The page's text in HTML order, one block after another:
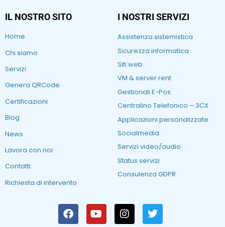
IL NOSTRO SITO
Home
Chi siamo
Servizi
Genera QRCode
Certificazioni
Blog
News
Lavora con noi
Contatti
Richiesta di intervento
I NOSTRI SERVIZI
Assistenza sistemistica
Sicurezza informatica
Siti web
VM & server rent
Gestionali E-Pos
Centralino Telefonico – 3CX
Applicazioni personalizzate
Socialmedia
Servizi video/audio
Status servizi
Consulenza GDPR